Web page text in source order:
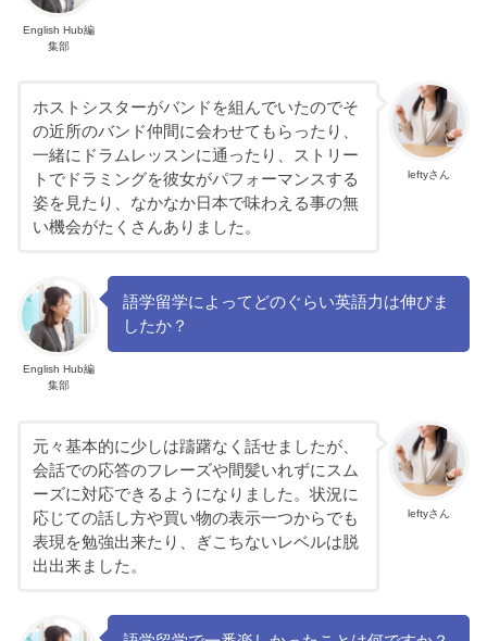
English Hub編
集部
leftyさん
ホストシスターがバンドを組んでいたのでそ
の近所のバンド仲間に会わせてもらったり、
一緒にドラムレッスンに通ったり、ストリー
トでドラミングを彼女がパフォーマンスする
姿を見たり、なかなか日本で味わえる事の無
い機会がたくさんありました。
English Hub編
集部
語学留学によってどのぐらい英語力は伸びま
したか？
leftyさん
元々基本的に少しは躊躇なく話せましたが、
会話での応答のフレーズや間髪いれずにスム
ーズに対応できるようになりました。状況に
応じての話し方や買い物の表示一つからでも
表現を勉強出来たり、ぎこちないレベルは脱
出出来ました。